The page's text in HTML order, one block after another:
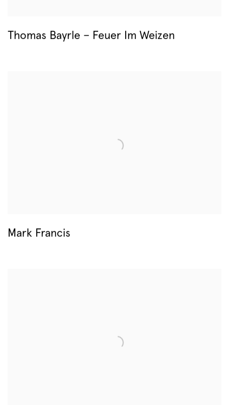
Thomas Bayrle – Feuer Im Weizen
Mark Francis